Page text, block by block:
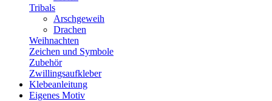
Tribals
Arschgeweih
Drachen
Weihnachten
Zeichen und Symbole
Zubehör
Zwillingsaufkleber
Klebeanleitung
Eigenes Motiv